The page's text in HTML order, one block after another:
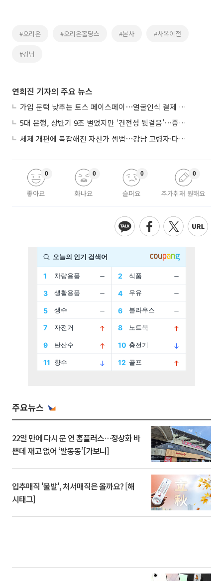
#오리온 #오리온홀딩스 #본사 #사옥이전
#강남
연희진 기자의 주요 뉴스
가입 문턱 낮추는 토스 페이스페이⋯얼굴인식 결제 확산 속도낸다
5대 은행, 상반기 9조 벌었지만 ‘건전성 뒷걸음’⋯중기대출 문턱 높아지나
세제 개편에 복잡해진 자산가 셈법⋯강남 고령자·다주택자 ‘자산재편 고심’
좋아요
0
화나요
0
슬퍼요
0
추가취재 원해요
0
주요뉴스
22일 만에 다시 문 연 홈플러스…정상화 바
쁜데 재고 없어 ‘발동동’[가보니]
입추매직 '불발', 처서매직은 올까요? [해
시태그]